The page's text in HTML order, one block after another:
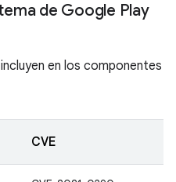
de Google Play
en los componentes
CVE